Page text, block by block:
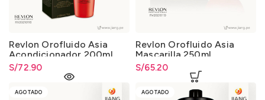
Revlon Orofluido Asia
Acondicionador 200ml.
S/72.90
Revlon Orofluido Asia
Mascarilla 250ml.
S/65.20
AGOTADO AGOTADO